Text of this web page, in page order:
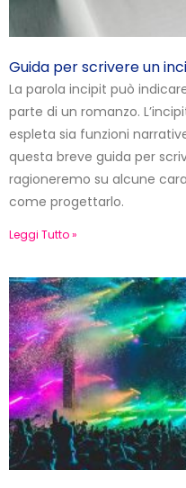
Guida per scrivere un
La parola incipit può
parte di un romanzo.
espleta sia funzioni
questa breve guida per
ragioneremo su alcune
come progettarlo.
Leggi Tutto »